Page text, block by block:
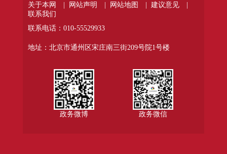
关于本网 | 网站声明 | 网站地图 |
建议意见 |
联系我们
联系电话：010-55529933
地址：北京市通州区宋庄南三街209号院1号楼
政务微博 政务微信